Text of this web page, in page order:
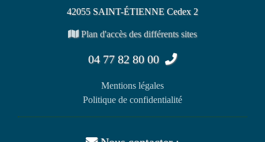
42055 SAINT-ÉTIENNE Cedex 2
Plan d'accès des différents sites
04 77 82 80 00
Mentions légales
Politique de confidentialité